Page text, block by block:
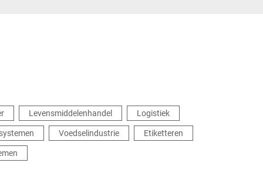
Levensmiddelenhandel
Logistiek
Voedselindustrie
Etiketteren